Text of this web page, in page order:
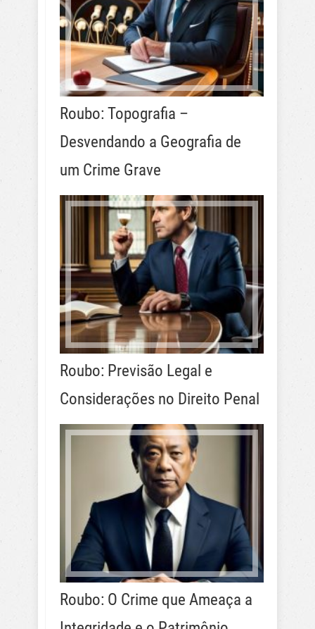
Roubo: Topografia –
Desvendando a Geografia de
um Crime Grave
Roubo: Previsão Legal e
Considerações no Direito Penal
Roubo: O Crime que Ameaça a